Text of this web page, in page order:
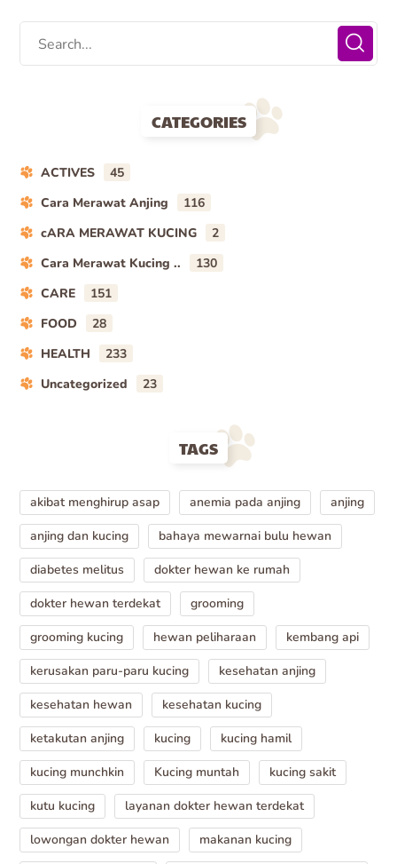
CATEGORIES
ACTIVES
45
Cara Merawat Anjing
116
cARA MERAWAT KUCING
2
Cara Merawat Kucing ..
130
CARE
151
FOOD
28
HEALTH
233
Uncategorized
23
TAGS
akibat menghirup asap anemia pada anjing
anjing
anjing dan kucing
bahaya mewarnai bulu hewan
diabetes melitus
dokter hewan ke rumah
dokter hewan terdekat
grooming
grooming kucing
hewan peliharaan
kembang api
kerusakan paru-paru kucing
kesehatan anjing
kesehatan hewan
kesehatan kucing
ketakutan anjing
kucing
kucing hamil
kucing munchkin
Kucing muntah
kucing sakit
kutu kucing
layanan dokter hewan terdekat
lowongan dokter hewan
makanan kucing